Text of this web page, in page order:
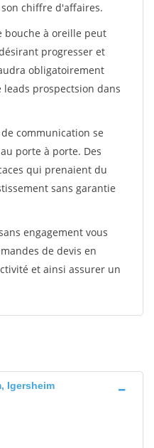
chiffre d'affaires.
bouche à oreille peut
progresser et
obligatoirement
prospectsion dans
communication se
porte à porte. Des
qui prenaient du
sans garantie
engagement vous
de devis en
et ainsi assurer un
Igersheim